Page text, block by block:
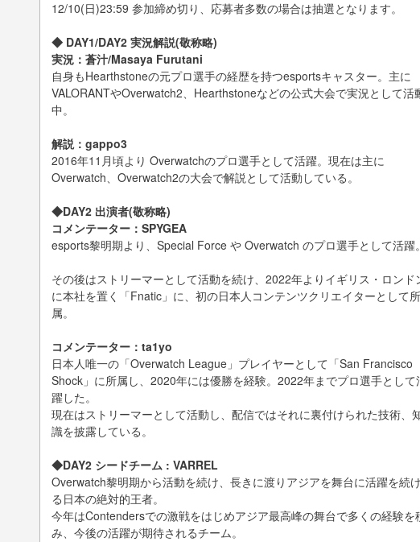
12/10(日)23:59 参加締め切り、応募者多数の場合は抽選となります。
◆ DAY1/DAY2 実況解説(敬称略)
実況：蒼汁/Masaya Furutani
自身もHearthstoneの元プロ選手の経歴を持つesportsキャスター。主に
VALORANTやOverwatch2、Hearthstoneなどの公式大会で実況として活
中。
解説：gappo3
2016年11月頃より Overwatchのプロ選手として活躍。現在は主に
Overwatch、Overwatch2の大会で解説として活動している。
◆DAY2 出演者(敬称略)
コメンテーター：SPYGEA
esports黎明期より、Special Force や Overwatch のプロ選手として活躍
その後はストリーマーとして活動を続け、2022年よりイギリス・ロンド
に本社を置く「Fnatic」に、初の日本人コンテンツクリエイターとして所
属。
コメンテーター：ta1yo
日本人唯一の「Overwatch League」プレイヤーとして「San Francisco
Shock」に所属し、2020年には優勝を経験。2022年までプロ選手として
躍した。
現在はストリーマーとして活動し、配信ではそれに裏付けられた技術、
識を披露している。
◆DAY2 シードチーム : VARREL
Overwatch黎明期から活動を続け、長きに渡りアジアを舞台に活躍を続
る日本の絶対的王者。
今年はContendersでの激戦をはじめアジア最高峰の舞台で多くの経験を
み、今後の活躍が期待されるチーム。